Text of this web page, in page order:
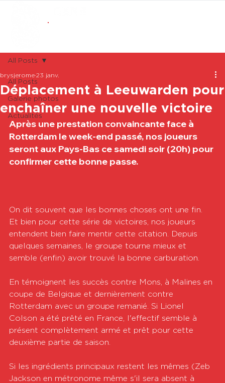
All Posts
Galerie photos
Actualités
All Posts
Déplacement à Leeuwarden pour
enchaîner une nouvelle victoire
brysjerome 23 janv.
Après une prestation convaincante face à
Rotterdam le week-end passé, nos joueurs
seront aux Pays-Bas ce samedi soir (20h) pour
confirmer cette bonne passe.
On dit souvent que les bonnes choses ont une fin.
Et bien pour cette série de victoires, nos joueurs
entendent bien faire mentir cette citation. Depuis
quelques semaines, le groupe tourne mieux et
semble (enfin) avoir trouvé la bonne carburation.
En témoignent les succès contre Mons, à Malines en
coupe de Belgique et dernièrement contre
Rotterdam avec un groupe remanié. Si Lionel
Colson a été prêté en France, l'effectif semble à
présent complètement armé et prêt pour cette
deuxième partie de saison.
Si les ingrédients principaux restent les mêmes (Zeb
Jackson en métronome même s'il sera absent à